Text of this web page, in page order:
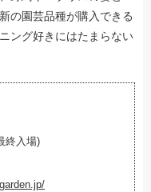
の園芸品種が購入できる
ング好きにはたまらない
終入場)